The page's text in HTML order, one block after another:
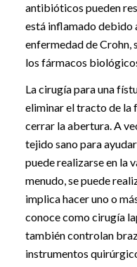
antibióticos pueden
está inflamado debido
enfermedad de Crohn,
los fármacos
La cirugía para una
eliminar el tracto de la
cerrar la abertura. A
tejido sano para
puede realizarse en la
menudo, se puede
implica hacer uno o
conoce como cirugía
también controlan
instrumentos